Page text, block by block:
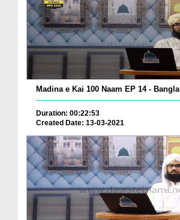
Madina e Kai 100 Naam EP 14 - Bangla
Duration: 00:22:53
Created Date: 13-03-2021